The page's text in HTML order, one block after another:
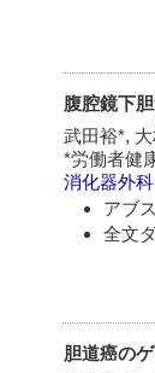
腹腔鏡下
武田裕*,
*労働者健
消化器外科
アブ
全文
胆道癌の